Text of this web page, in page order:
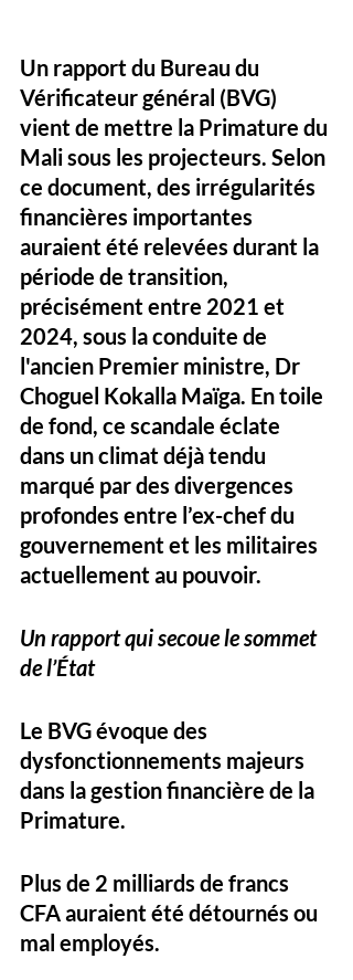
Un rapport du Bureau du
Vérificateur général (BVG)
vient de mettre la Primature du
Mali sous les projecteurs. Selon
ce document, des irrégularités
financières importantes
auraient été relevées durant la
période de transition,
précisément entre 2021 et
2024, sous la conduite de
l'ancien Premier ministre, Dr
Choguel Kokalla Maïga. En toile
de fond, ce scandale éclate
dans un climat déjà tendu
marqué par des divergences
profondes entre l’ex-chef du
gouvernement et les militaires
actuellement au pouvoir.
Un rapport qui secoue le sommet
de l’État
Le BVG évoque des
dysfonctionnements majeurs
dans la gestion financière de la
Primature.
Plus de 2 milliards de francs
CFA auraient été détournés ou
mal employés.